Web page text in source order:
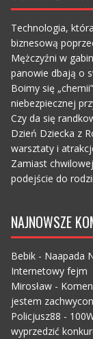
Technologia,
biznesową
Mężczyźni w
panowie dbają o
Boimy się
niebezpiecznej
Czy da się
Dzień Dziecka z
warsztaty i
Zamiast
podejście do
NAJNOWSZE
Bebik- Naapada
Internetowy fejm
Mirosław-
jestem
Policjusz88 -
wyprzedzić